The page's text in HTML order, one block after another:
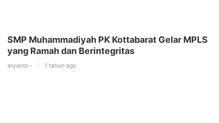
SMP Muhammadiyah PK Kottabarat Gelar MPLS
yang Ramah dan Berintegritas
aryanto - 1 tahun ago